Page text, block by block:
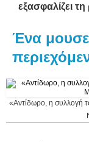
εξασφαλίζει
Ένα
«Αντίδωρο, η συλλογή